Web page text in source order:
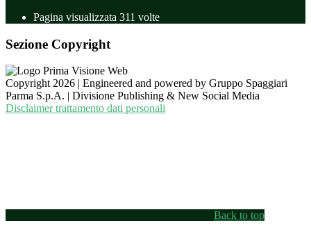
Pagina visualizzata 311 volte
Sezione Copyright
Copyright 2026 | Engineered and powered by Gruppo Spaggiari
Parma S.p.A. | Divisione Publishing & New Social Media
Disclaimer trattamento dati personali
Back to top